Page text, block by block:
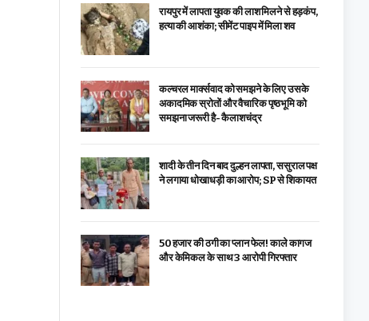
रायपुर में लापता युवक की लाश मिलने से हड़कंप,
हत्या की आशंका; सीमेंट पाइप में मिला शव
कल्चरल मार्क्सवाद को समझने के लिए उसके
अकादमिक स्रोतों और वैचारिक पृष्ठभूमि को
समझना जरूरी है- कैलाशचंद्र
शादी के तीन दिन बाद दुल्हन लापता, ससुराल पक्ष
ने लगाया धोखाधड़ी का आरोप; SP से शिकायत
₹50 हजार की ठगी का प्लान फेल! काले कागज
और केमिकल के साथ 3 आरोपी गिरफ्तार